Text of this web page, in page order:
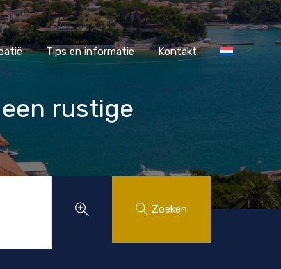
Kroatië Tips en informatie Kontakt
Tips en informatie Kontakt
rustige
Zoeken